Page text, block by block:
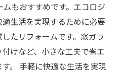
もおすすめです。エコロジ
生活を実現するために必要
たリフォームです。窓ガラ
けなど、小さな工夫で省エ
。 手軽に快適な生活を実現